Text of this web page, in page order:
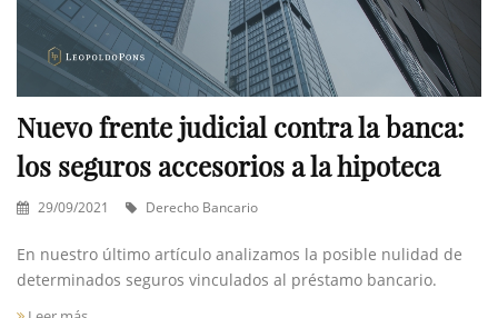
Nuevo frente judicial contra la banca:
los seguros accesorios a la hipoteca
29/09/2021 Derecho Bancario
En nuestro último artículo analizamos la posible nulidad de
determinados seguros vinculados al préstamo bancario.